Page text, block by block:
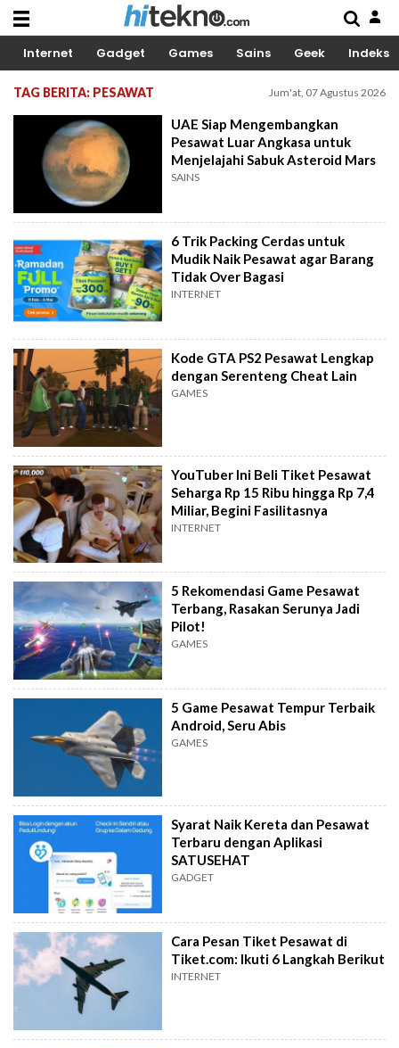
Internet Gadget Games Sains Geek Indeks
TAG BERITA: PESAWAT Jum'at, 07 Agustus 2026
UAE Siap Mengembangkan
Pesawat Luar Angkasa untuk
Menjelajahi Sabuk Asteroid Mars
SAINS
6 Trik Packing Cerdas untuk
Mudik Naik Pesawat agar Barang
Tidak Over Bagasi
INTERNET
Kode GTA PS2 Pesawat Lengkap
dengan Serenteng Cheat Lain
GAMES
YouTuber Ini Beli Tiket Pesawat
Seharga Rp 15 Ribu hingga Rp 7,4
Miliar, Begini Fasilitasnya
INTERNET
5 Rekomendasi Game Pesawat
Terbang, Rasakan Serunya Jadi
Pilot!
GAMES
5 Game Pesawat Tempur Terbaik
Android, Seru Abis
GAMES
Syarat Naik Kereta dan Pesawat
Terbaru dengan Aplikasi
SATUSEHAT
GADGET
Cara Pesan Tiket Pesawat di
Tiket.com: Ikuti 6 Langkah Berikut
INTERNET